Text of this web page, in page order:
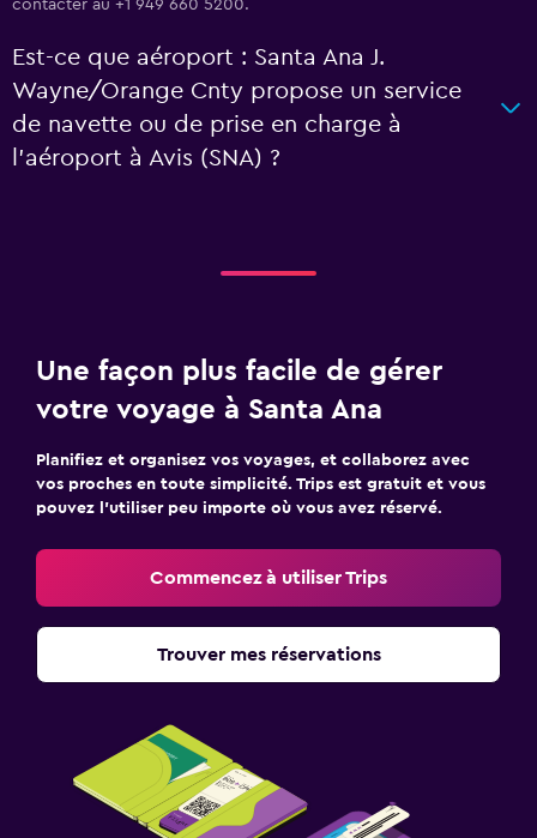
contacter au +1 949 660 5200.
Est-ce que aéroport : Santa Ana J.
Wayne/Orange Cnty propose un service
de navette ou de prise en charge à
l’aéroport à Avis (SNA) ?
Une façon plus facile de gérer
votre voyage à Santa Ana
Planifiez et organisez vos voyages, et collaborez avec
vos proches en toute simplicité. Trips est gratuit et vous
pouvez l’utiliser peu importe où vous avez réservé.
Commencez à utiliser Trips
Trouver mes réservations